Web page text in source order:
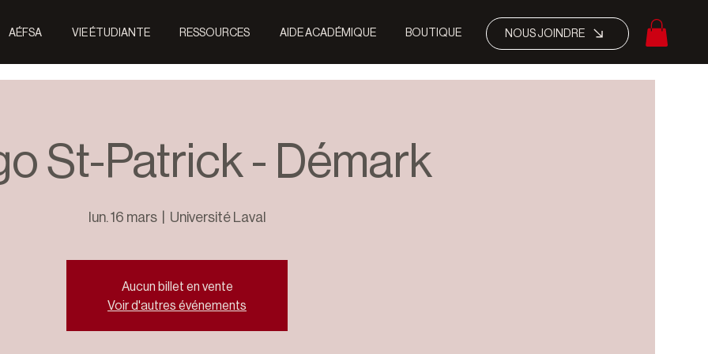
AÉFSA VIE ÉTUDIANTE RESSOURCES AIDE ACADÉMIQUE BOUTIQUE NOUS JOINDRE
St-Patrick - Démark
lun. 16 mars
  |
Université Laval
Aucun billet en vente
Voir d'autres événements